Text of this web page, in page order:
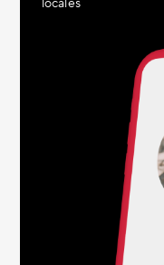
locales